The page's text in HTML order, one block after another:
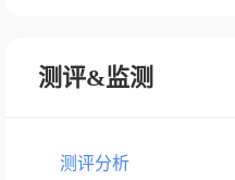
测评&监测
测评分析